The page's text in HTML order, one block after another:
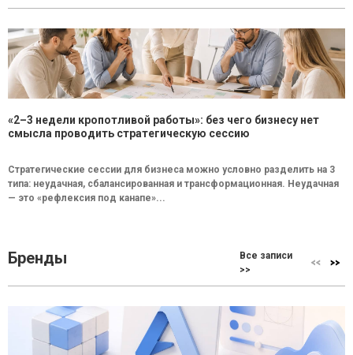
«2–3 недели кропотливой работы»: без чего бизнесу нет
смысла проводить стратегическую сессию
Стратегические сессии для бизнеса можно условно разделить на 3
типа: неудачная, сбалансированная и трансформационная. Неудачная
— это «рефлексия под канапе»...
Бренды
Все записи
>>